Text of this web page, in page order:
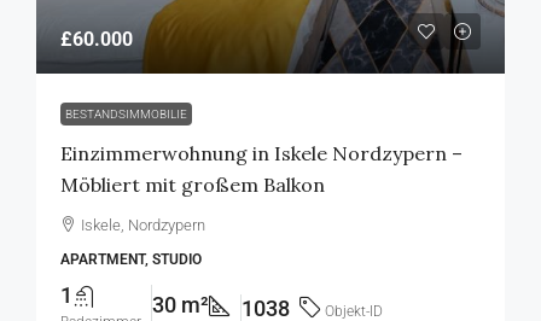
£60.000
BESTANDSIMMOBILIE
Einzimmerwohnung in Iskele Nordzypern –
Möbliert mit großem Balkon
Iskele, Nordzypern
APARTMENT, STUDIO
1 30 m² 1038 Objekt-ID